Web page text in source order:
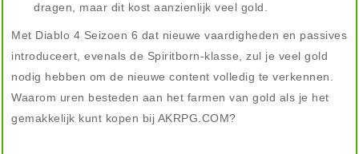
dragen, maar dit kost aanzienlijk veel gold.
Met Diablo 4 Seizoen 6 dat nieuwe vaardigheden en passives
introduceert, evenals de Spiritborn-klasse, zul je veel gold
nodig hebben om de nieuwe content volledig te verkennen.
Waarom uren besteden aan het farmen van gold als je het
gemakkelijk kunt kopen bij AKRPG.COM?